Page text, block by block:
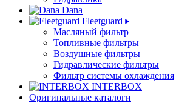
Dana
Fleetguard
Масляный фильтр
Топливные фильтры
Воздушные фильтры
Гидравлические фильтры
Фильтр системы охлаждения
INTERBOX
Оригинальные каталоги